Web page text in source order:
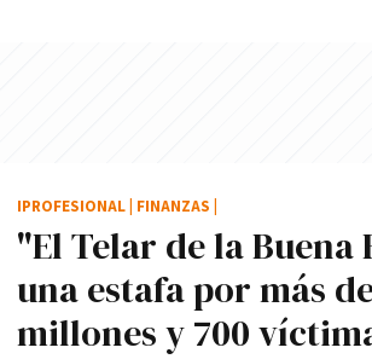
"El Telar de la Buena
una estafa por más
millones y 700
IPROFESIONAL FINANZAS